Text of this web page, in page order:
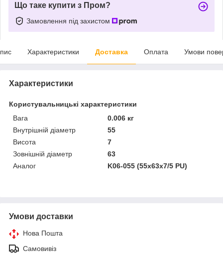
Що таке купити з Пром?
Замовлення під захистом
Характеристики Доставка Оплата Умови
Характеристики
Користувальницькі характеристики
Вага
0.006 кг
Внутрішній діаметр
55
Висота
7
Зовнішній діаметр
63
Аналог
K06-055 (55х63х7/5 PU)
Умови доставки
Нова Пошта
Самовивіз